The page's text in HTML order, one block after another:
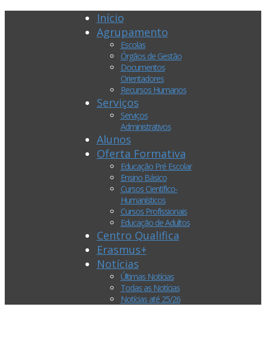
Início
Agrupamento
Escolas
Órgãos de Gestão
Documentos
Orientadores
Recursos Humanos
Serviços
Serviços
Administrativos
Alunos
Oferta Formativa
Educação Pré Escolar
Ensino Básico
Cursos Científico-
Humanísticos
Cursos Profissionais
Educação de Adultos
Centro Qualifica
Erasmus+
Notícias
Últimas Notícias
Todas as Notícias
Notícias até 25/26